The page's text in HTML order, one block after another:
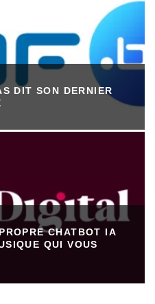
DIT SON DERNIER
CHATBOT IA
QUI VOUS